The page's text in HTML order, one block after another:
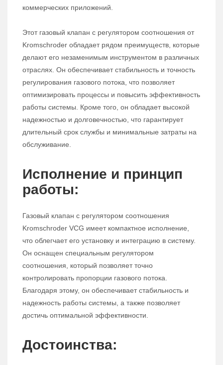
коммерческих приложений.
Этот газовый клапан с регулятором соотношения от
Kromschroder обладает рядом преимуществ, которые
делают его незаменимым инструментом в различных
отраслях. Он обеспечивает стабильность и точность
регулирования газового потока, что позволяет
оптимизировать процессы и повысить эффективность
работы системы. Кроме того, он обладает высокой
надежностью и долговечностью, что гарантирует
длительный срок службы и минимальные затраты на
обслуживание.
Исполнение и принцип
работы:
Газовый клапан с регулятором соотношения
Kromschroder VCG имеет компактное исполнение,
что облегчает его установку и интеграцию в систему.
Он оснащен специальным регулятором
соотношения, который позволяет точно
контролировать пропорции газового потока.
Благодаря этому, он обеспечивает стабильность и
надежность работы системы, а также позволяет
достичь оптимальной эффективности.
Достоинства: